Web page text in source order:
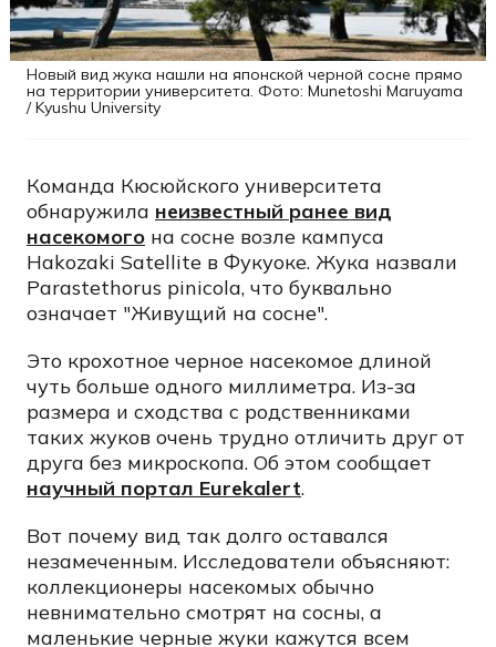
Новый вид жука нашли на японской черной сосне прямо
на территории университета. Фото: Munetoshi Maruyama
/ Kyushu University
Команда Кюсюйского университета
обнаружила неизвестный ранее вид
насекомого на сосне возле кампуса
Hakozaki Satellite в Фукуоке. Жука назвали
Parastethorus pinicola, что буквально
означает "Живущий на сосне".
Это крохотное черное насекомое длиной
чуть больше одного миллиметра. Из-за
размера и сходства с родственниками
таких жуков очень трудно отличить друг от
друга без микроскопа. Об этом сообщает
научный портал Eurekalert.
Вот почему вид так долго оставался
незамеченным. Исследователи объясняют:
коллекционеры насекомых обычно
невнимательно смотрят на сосны, а
маленькие черные жуки кажутся всем